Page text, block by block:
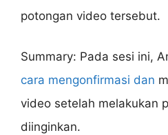
potongan video tersebut.
Summary: Pada sesi ini,
cara mengonfirmasi dan
video setelah melakukan
diinginkan.